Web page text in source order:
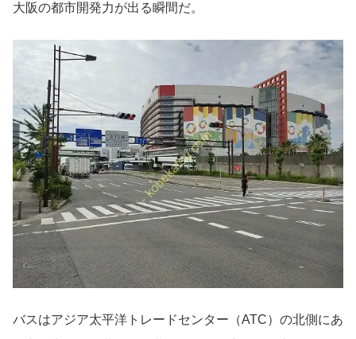
大阪の都市開発力が出る瞬間だ。
バスはアジア太平洋トレードセンター（ATC）の北側にあ